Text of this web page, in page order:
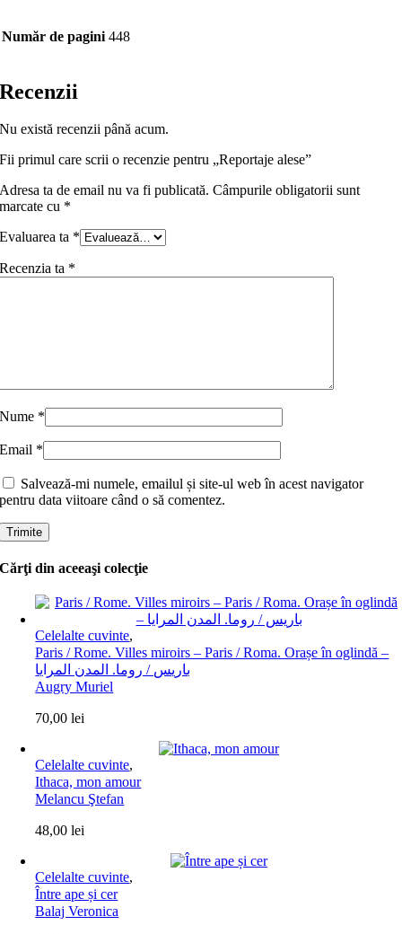
Număr de pagini 448
Recenzii
Nu există recenzii până acum.
Fii primul care scrii o recenzie pentru „Reportaje alese”
Adresa ta de email nu va fi publicată. Câmpurile obligatorii sunt
marcate cu *
Evaluarea ta *
Recenzia ta *
Nume *
Email *
Salvează-mi numele, emailul și site-ul web în acest navigator
pentru data viitoare când o să comentez.
Cărţi din aceeaşi colecţie
Celelalte cuvinte,
Paris / Rome. Villes miroirs – Paris / Roma. Orașe în oglindă –
باريس / روما. المدن المرايا
Augry Muriel
70,00lei
Celelalte cuvinte,
Ithaca, mon amour
Melancu Ştefan
48,00lei
Celelalte cuvinte,
Între ape și cer
Balaj Veronica